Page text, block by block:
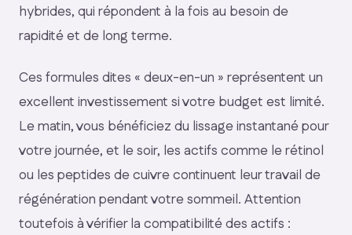
hybrides, qui répondent à la fois au besoin de
rapidité et de long terme.
Ces formules dites « deux-en-un » représentent un
excellent investissement si votre budget est limité.
Le matin, vous bénéficiez du lissage instantané pour
votre journée, et le soir, les actifs comme le rétinol
ou les peptides de cuivre continuent leur travail de
régénération pendant votre sommeil. Attention
toutefois à vérifier la compatibilité des actifs :